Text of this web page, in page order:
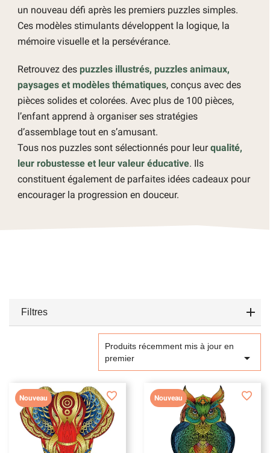
un nouveau défi après les premiers puzzles simples.
Ces modèles stimulants développent la logique, la
mémoire visuelle et la persévérance.
Retrouvez des puzzles illustrés, puzzles animaux,
paysages et modèles thématiques, conçus avec des
pièces solides et colorées. Avec plus de 100 pièces,
l’enfant apprend à organiser ses stratégies
d’assemblage tout en s’amusant.
Tous nos puzzles sont sélectionnés pour leurqualité,
leur robustesse et leur valeur éducative. Ils
constituent également de parfaites idées cadeaux pour
encourager la progression en douceur.
Filtres
Produits récemment mis à jour en
premier

Nouveau Nouveau